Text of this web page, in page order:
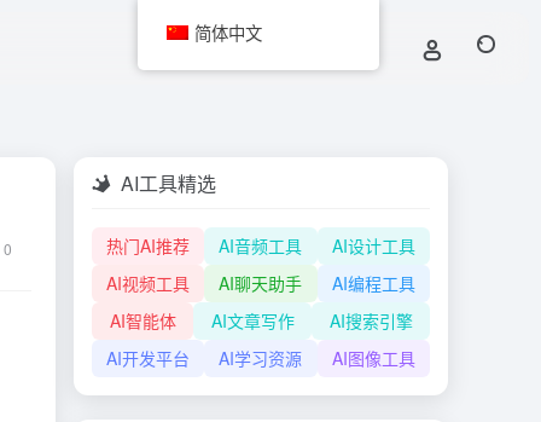
0
AI工具精选
热门AI推荐 AI音频工具
AI设计工具
AI视频工具
AI聊天助手
AI编程工具
AI智能体
AI文章写作
AI搜索引擎
AI开发平台
AI学习资源 AI图像工具
简体中文